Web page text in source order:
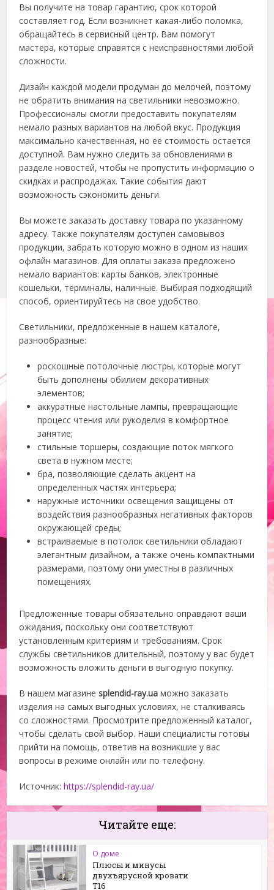
Вы получите на товар гарантию, срок которой
составляет год. Если возникнет какая-либо поломка,
обращайтесь в сервисный центр. Вам помогут
мастера, которые справятся с неисправностями любой
сложности.
Дизайн каждой модели продуман до мелочей, поэтому
не обратить внимания на светильники невозможно.
Профессионалы смогли предоставить покупателям
немало разных вариантов на любой вкус. Продукция
максимально качественная, но ее стоимость остается
доступной. Вам нужно следить за обновлениями в
разделе новостей, чтобы не пропустить информацию о
скидках и распродажах. Такие события дают
возможность сэкономить деньги.
Вы можете заказать доставку товара по указанному
адресу. Также покупателям доступен самовывоз
продукции, забрать которую можно в одном из наших
офлайн магазинов. Для оплаты заказа предложено
немало вариантов: карты банков, электронные
кошельки, терминалы, наличные. Выбирая подходящий
способ, ориентируйтесь на свое удобство.
Светильники, предложенные в нашем каталоге,
разнообразные:
роскошные потолочные люстры, которые могут
быть дополнены обилием декоративных
элементов;
аккуратные настольные лампы, превращающие
процесс чтения или рукоделия в комфортное
занятие;
стильные торшеры, создающие поток мягкого
света в нужном месте;
бра, позволяющие сделать акцент на
определенных частях интерьера;
наружные источники освещения защищены от
воздействия разнообразных негативных факторов
окружающей среды;
встраиваемые в потолок светильники обладают
элегантным дизайном, а также очень компактными
размерами, поэтому они уместны в различных
помещениях.
Предложенные товары обязательно оправдают ваши
ожидания, поскольку они соответствуют
установленным критериям и требованиям. Срок
службы светильников длительный, поэтому у вас будет
возможность вложить деньги в выгодную покупку.
В нашем магазинеsplendid-ray.ua можно заказать
изделия на самых выгодных условиях, не сталкиваясь
со сложностями. Просмотрите предложенный каталог,
чтобы сделать свой выбор. Наши специалисты готовы
прийти на помощь, ответив на возникшие у вас
вопросы в режиме онлайн или по телефону.
Источник:https://splendid-ray.ua/
Читайте еще:
О доме
Плюсы и минусы
двухъярусной кровати
Т16